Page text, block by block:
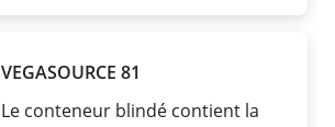
VEGASOURCE 81
Le conteneur blindé contient la